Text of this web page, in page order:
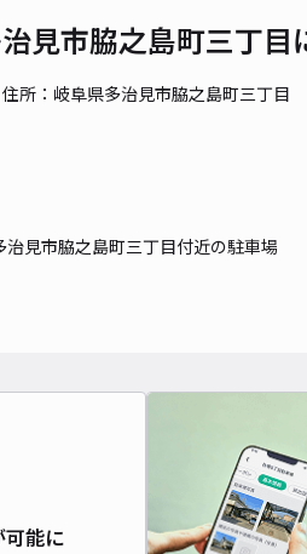
見市脇之島町三丁目
住所：岐阜県多治見市脇之島町三丁目
治見市脇之島町三丁目付近の駐車場
能に